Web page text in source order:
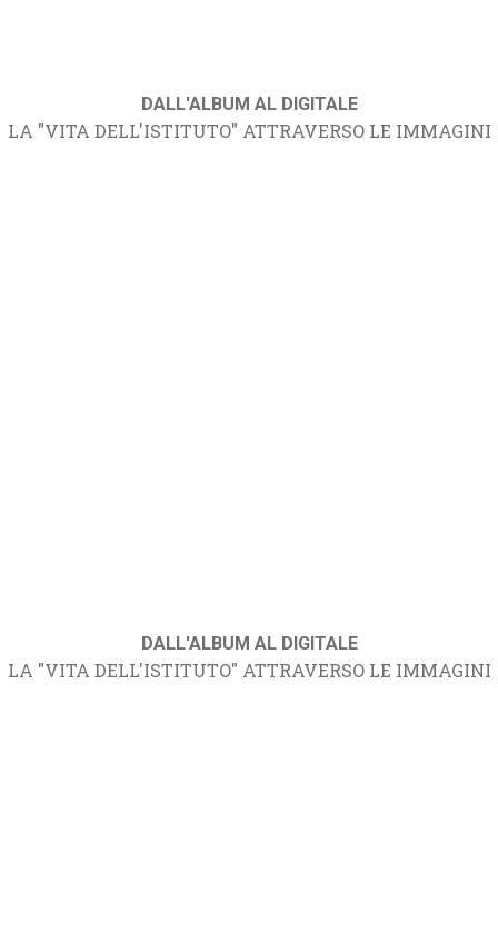
DALL'ALBUM AL DIGITALE
LA "VITA DELL'ISTITUTO" ATTRAVERSO LE IMMAGINI
DALL'ALBUM AL DIGITALE
LA "VITA DELL'ISTITUTO" ATTRAVERSO LE IMMAGINI